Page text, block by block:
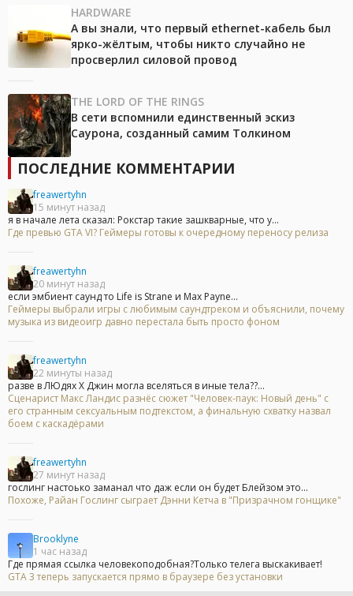
HARDWARE
А вы знали, что первый ethernet-кабель был
ярко-жёлтым, чтобы никто случайно не
просверлил силовой провод
THE LORD OF THE RINGS
В сети вспомнили единственный эскиз
Саурона, созданный самим Толкином
ПОСЛЕДНИЕ КОММЕНТАРИИ
freawertyhn
15 минут назад
я в начале лета сказал: Рокстар такие зашкварные, что у...
Где превью GTA VI? Геймеры готовы к очередному переносу релиза
freawertyhn
20 минут назад
если эмбиент саунд то Life is Strane и Max Payne...
Геймеры выбрали игры с любимым саундтреком и объяснили, почему
музыка из видеоигр давно перестала быть просто фоном
freawertyhn
22 минуты назад
разве в ЛЮдях Х Джин могла вселяться в иные тела??...
Сценарист Макс Ландис разнёс сюжет "Человек-паук: Новый день" с
его странным сексуальным подтекстом, а финальную схватку назвал
боем с каскадёрами
freawertyhn
27 минут назад
гослинг настоько заманал что даж если он будет Блейзом это...
Похоже, Райан Гослинг сыграет Дэнни Кетча в "Призрачном гонщике"
Brooklyne
1 час назад
Где прямая ссылка человекоподобная?Только телега выскакивает!
GTA 3 теперь запускается прямо в браузере без установки